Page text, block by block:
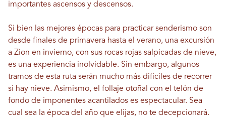
importantes ascensos y descensos.
Si bien las mejores épocas para practicar senderismo son
desde finales de primavera hasta el verano, una excursión
a Zion en invierno, con sus rocas rojas salpicadas de nieve,
es una experiencia inolvidable. Sin embargo, algunos
tramos de esta ruta serán mucho más difíciles de recorrer
si hay nieve. Asimismo, el follaje otoñal con el telón de
fondo de imponentes acantilados es espectacular. Sea
cual sea la época del año que elijas, no te decepcionará.